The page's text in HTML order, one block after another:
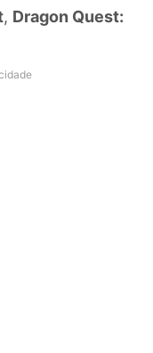
, Dragon Quest: